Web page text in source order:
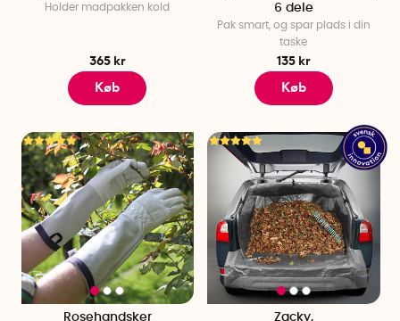
Holder madpakken kold
365 kr
Køb
6 dele
Pak smart, og spar plads i din
taske
135 kr
Køb
Rosehandsker
Zacky,